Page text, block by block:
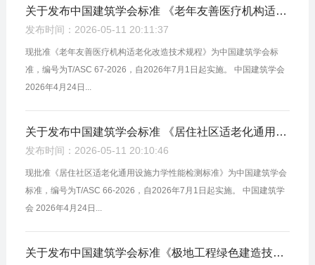
关于发布中国建筑学会标准 《老年友善医疗机构适老化改造技术规程》的公告
发布时间：2026-05-11 20:11:37
现批准《老年友善医疗机构适老化改造技术规程》为中国建筑学会标
准，编号为T/ASC 67-2026，自2026年7月1日起实施。 中国建筑学会
2026年4月24日...
关于发布中国建筑学会标准 《居住社区适老化通用设施力学性能检测标准》 的公告
发布时间：2026-05-11 20:10:46
现批准《居住社区适老化通用设施力学性能检测标准》为中国建筑学会
标准，编号为T/ASC 66-2026，自2026年7月1日起实施。 中国建筑学
会 2026年4月24日...
关于发布中国建筑学会标准《极地工程绿色建造技术标准》的公告